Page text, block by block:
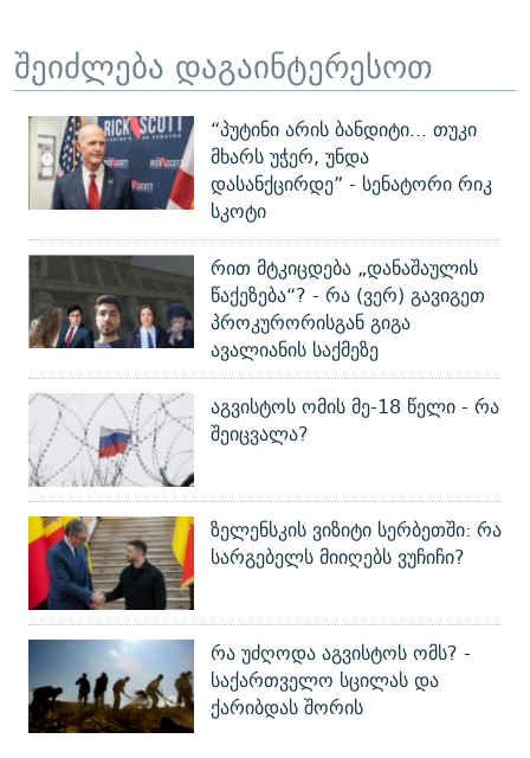
შეიძლება დაგაინტერესოთ
“პუტინი არის ბანდიტი... თუკი
მხარს უჭერ, უნდა
დასანქცირდე” - სენატორი რიკ
სკოტი
რით მტკიცდება „დანაშაულის
წაქეზება“? - რა (ვერ) გავიგეთ
პროკურორისგან გიგა
ავალიანის საქმეზე
აგვისტოს ომის მე-18 წელი - რა
შეიცვალა?
ზელენსკის ვიზიტი სერბეთში: რა
სარგებელს მიიღებს ვუჩიჩი?
რა უძღოდა აგვისტოს ომს? -
საქართველო სცილას და
ქარიბდას შორის